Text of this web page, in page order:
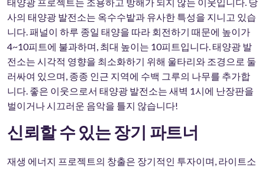
태양광 프로젝트는 조용하고 방해가 되지 않는 이웃입니다. 당
사의 태양광 발전소는 옥수수밭과 유사한 특성을 지니고 있습
니다. 패널이 하루 종일 태양을 따라 회전하기 때문에 높이가
4~10피트에 불과하며, 최대 높이는 10피트입니다. 태양광 발
전소는 시각적 영향을 최소화하기 위해 울타리와 조경으로 둘
러싸여 있으며, 종종 인근 지역에 수백 그루의 나무를 추가합
니다. 좋은 이웃으로서 태양광 발전소는 새벽 1시에 난장판을
벌이거나 시끄러운 음악을 틀지 않습니다!
신뢰할 수 있는 장기 파트너
재생 에너지 프로젝트의 창출은 장기적인 투자이며, 라이트소